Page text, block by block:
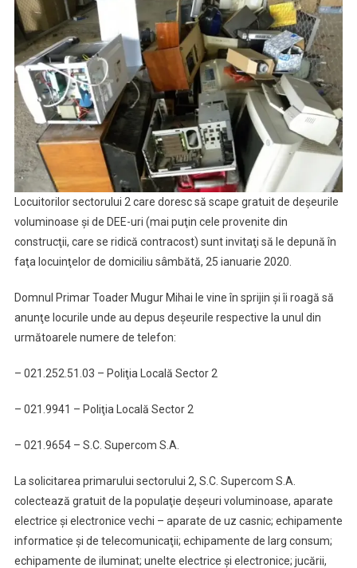
Locuitorilor sectorului 2 care doresc să scape gratuit de deşeurile
voluminoase şi de DEE-uri (mai puţin cele provenite din
construcţii, care se ridică contracost) sunt invitaţi să le depună în
faţa locuinţelor de domiciliu sâmbătă, 25 ianuarie 2020.
Domnul Primar Toader Mugur Mihai le vine în sprijin şi îi roagă să
anunţe locurile unde au depus deşeurile respective la unul din
următoarele numere de telefon:
– 021.252.51.03 – Poliţia Locală Sector 2
– 021.9941 – Poliţia Locală Sector 2
– 021.9654 – S.C. Supercom S.A.
La solicitarea primarului sectorului 2, S.C. Supercom S.A.
colectează gratuit de la populaţie deşeuri voluminoase, aparate
electrice şi electronice vechi – aparate de uz casnic; echipamente
informatice şi de telecomunicaţii; echipamente de larg consum;
echipamente de iluminat; unelte electrice şi electronice; jucării,